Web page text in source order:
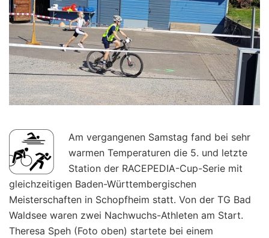
Am vergangenen Samstag fand bei sehr
warmen Temperaturen die 5. und letzte
Station der RACEPEDIA-Cup-Serie mit
gleichzeitigen Baden-Württembergischen
Meisterschaften in Schopfheim statt. Von der TG Bad
Waldsee waren zwei Nachwuchs-Athleten am Start.
Theresa Speh (Foto oben) startete bei einem